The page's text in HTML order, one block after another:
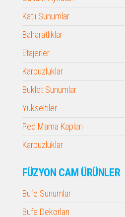
Katlı Sunumlar
Baharatlıklar
Etajerler
Karpuzluklar
Buklet Sunumlar
Yükseltiler
Ped Mama Kapları
Karpuzluklar
FÜZYON CAM ÜRÜNLER
Büfe Sunumlar
Büfe Dekorları